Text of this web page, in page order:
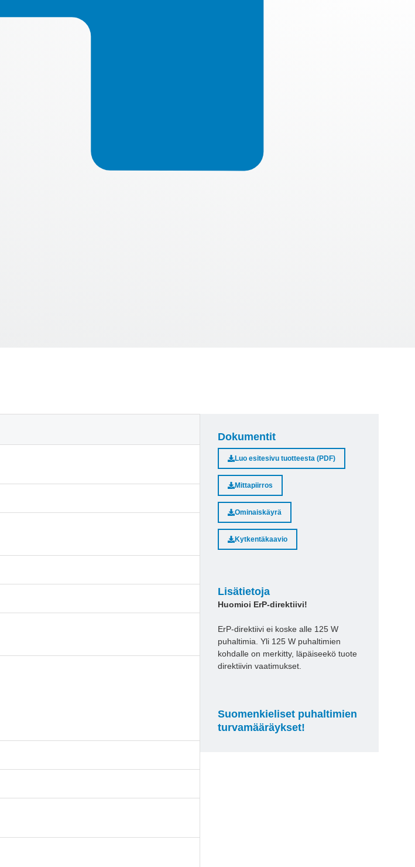
Dokumentit
Luo esitesivu tuotteesta (PDF)
Mittapiirros
Ominaiskäyrä
Kytkentäkaavio
Lisätietoja
Huomioi ErP-direktiivi!
ErP-direktiivi ei koske alle 125 W
puhaltimia. Yli 125 W puhaltimien
kohdalle on merkitty, läpäiseekö tuote
direktiivin vaatimukset.
Suomenkieliset puhaltimien
turvamääräykset!